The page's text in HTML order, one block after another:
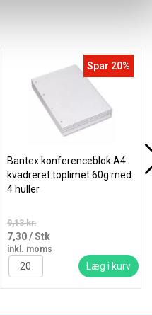
Spar 20%
Bantex konferenceblok A4
kvadreret toplimet 60g med
4 huller
9,13 kr.
7,30/ Stk
inkl. moms
Læg i kurv